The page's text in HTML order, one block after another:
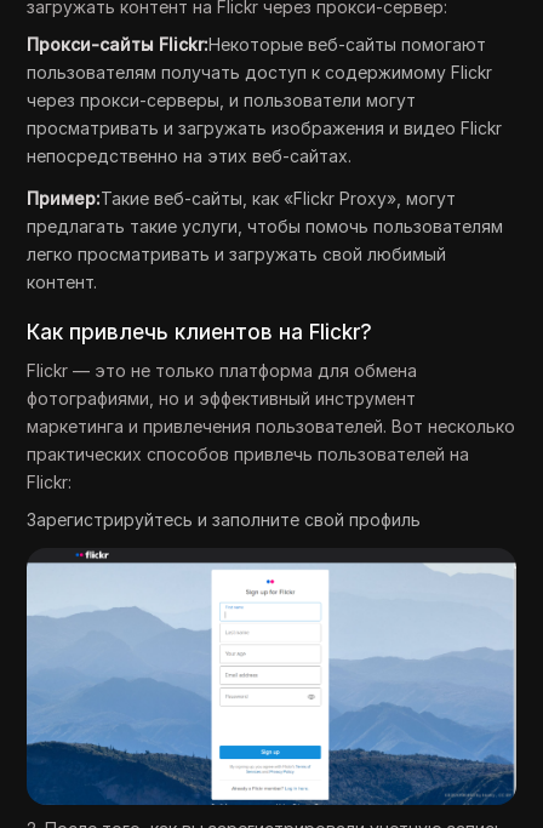
загружать контент на Flickr через прокси-сервер:
Прокси-сайты Flickr:Некоторые веб-сайты помогают
пользователям получать доступ к содержимому Flickr
через прокси-серверы, и пользователи могут
просматривать и загружать изображения и видео Flickr
непосредственно на этих веб-сайтах.
Пример:Такие веб-сайты, как «Flickr Proxy», могут
предлагать такие услуги, чтобы помочь пользователям
легко просматривать и загружать свой любимый
контент.
Как привлечь клиентов на Flickr?
Flickr — это не только платформа для обмена
фотографиями, но и эффективный инструмент
маркетинга и привлечения пользователей. Вот несколько
практических способов привлечь пользователей на
Flickr:
Зарегистрируйтесь и заполните свой профиль